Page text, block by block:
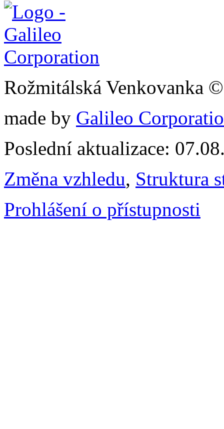
Rožmitálská Venkovanka
made by Galileo
Poslední aktualizace:
Změna vzhledu, Struktura
Prohlášení o přístupnosti